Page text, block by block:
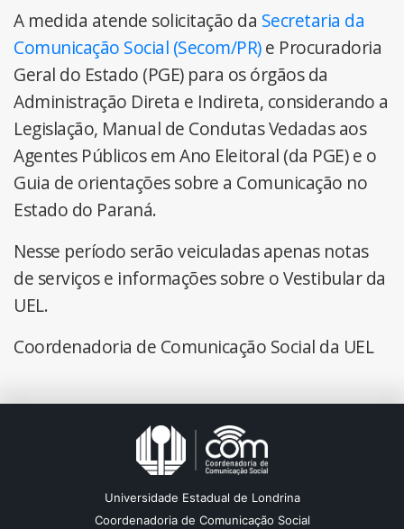
A medida atende solicitação da Secretaria da
Comunicação Social (Secom/PR)e Procuradoria
Geral do Estado (PGE) para os órgãos da
Administração Direta e Indireta, considerando a
Legislação, Manual de Condutas Vedadas aos
Agentes Públicos em Ano Eleitoral (da PGE) e o
Guia de orientações sobre a Comunicação no
Estado do Paraná.
Nesse período serão veiculadas apenas notas
de serviços e informações sobre o Vestibular da
UEL.
Coordenadoria de Comunicação Social da UEL
Universidade Estadual de Londrina
Coordenadoria de Comunicação Social